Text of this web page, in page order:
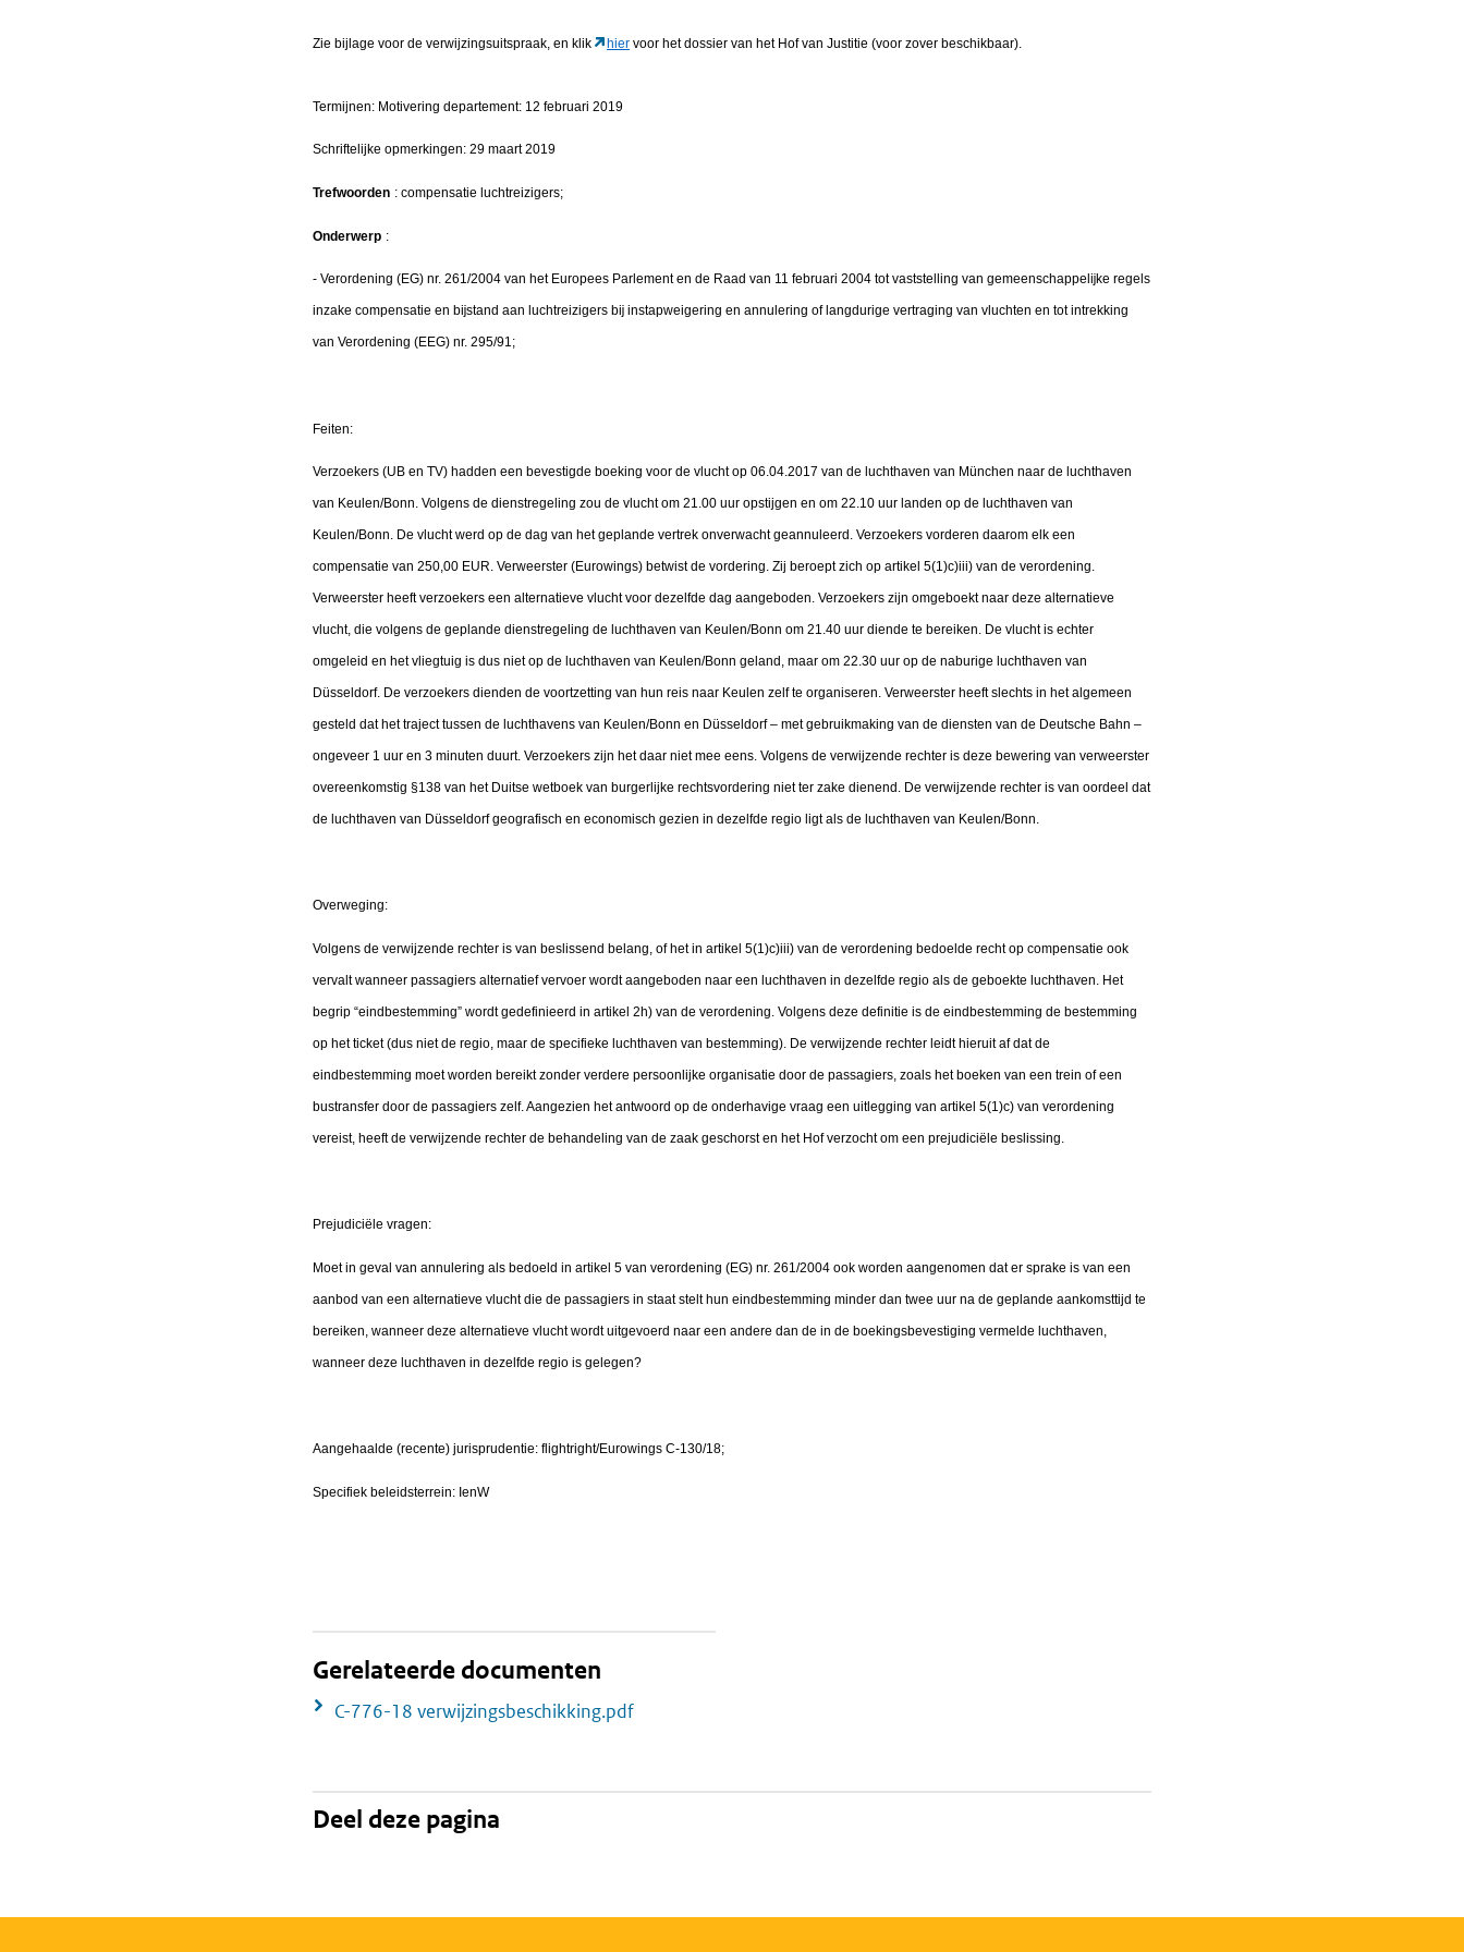
Zie bijlage voor de verwijzingsuitspraak, en klik hier voor het dossier van het Hof van Justitie (voor zover beschikbaar).
Termijnen: Motivering departement: 12 februari 2019
Schriftelijke opmerkingen: 29 maart 2019
Trefwoorden : compensatie luchtreizigers;
Onderwerp :
- Verordening (EG) nr. 261/2004 van het Europees Parlement en de Raad van 11 februari 2004 tot vaststelling van gemeenschappelĳke regels
inzake compensatie en bĳstand aan luchtreizigers bĳ instapweigering en annulering of langdurige vertraging van vluchten en tot intrekking
van Verordening (EEG) nr. 295/91;
Feiten:
Verzoekers (UB en TV) hadden een bevestigde boeking voor de vlucht op 06.04.2017 van de luchthaven van München naar de luchthaven
van Keulen/Bonn. Volgens de dienstregeling zou de vlucht om 21.00 uur opstijgen en om 22.10 uur landen op de luchthaven van
Keulen/Bonn. De vlucht werd op de dag van het geplande vertrek onverwacht geannuleerd. Verzoekers vorderen daarom elk een
compensatie van 250,00 EUR. Verweerster (Eurowings) betwist de vordering. Zij beroept zich op artikel 5(1)c)iii) van de verordening.
Verweerster heeft verzoekers een alternatieve vlucht voor dezelfde dag aangeboden. Verzoekers zijn omgeboekt naar deze alternatieve
vlucht, die volgens de geplande dienstregeling de luchthaven van Keulen/Bonn om 21.40 uur diende te bereiken. De vlucht is echter
omgeleid en het vliegtuig is dus niet op de luchthaven van Keulen/Bonn geland, maar om 22.30 uur op de naburige luchthaven van
Düsseldorf. De verzoekers dienden de voortzetting van hun reis naar Keulen zelf te organiseren. Verweerster heeft slechts in het algemeen
gesteld dat het traject tussen de luchthavens van Keulen/Bonn en Düsseldorf – met gebruikmaking van de diensten van de Deutsche Bahn –
ongeveer 1 uur en 3 minuten duurt. Verzoekers zijn het daar niet mee eens. Volgens de verwijzende rechter is deze bewering van verweerster
overeenkomstig §138 van het Duitse wetboek van burgerlijke rechtsvordering niet ter zake dienend. De verwijzende rechter is van oordeel dat
de luchthaven van Düsseldorf geografisch en economisch gezien in dezelfde regio ligt als de luchthaven van Keulen/Bonn.
Overweging:
Volgens de verwijzende rechter is van beslissend belang, of het in artikel 5(1)c)iii) van de verordening bedoelde recht op compensatie ook
vervalt wanneer passagiers alternatief vervoer wordt aangeboden naar een luchthaven in dezelfde regio als de geboekte luchthaven. Het
begrip “eindbestemming” wordt gedefinieerd in artikel 2h) van de verordening. Volgens deze definitie is de eindbestemming de bestemming
op het ticket (dus niet de regio, maar de specifieke luchthaven van bestemming). De verwijzende rechter leidt hieruit af dat de
eindbestemming moet worden bereikt zonder verdere persoonlijke organisatie door de passagiers, zoals het boeken van een trein of een
bustransfer door de passagiers zelf. Aangezien het antwoord op de onderhavige vraag een uitlegging van artikel 5(1)c) van verordening
vereist, heeft de verwijzende rechter de behandeling van de zaak geschorst en het Hof verzocht om een prejudiciële beslissing.
Prejudiciële vragen:
Moet in geval van annulering als bedoeld in artikel 5 van verordening (EG) nr. 261/2004 ook worden aangenomen dat er sprake is van een
aanbod van een alternatieve vlucht die de passagiers in staat stelt hun eindbestemming minder dan twee uur na de geplande aankomsttijd te
bereiken, wanneer deze alternatieve vlucht wordt uitgevoerd naar een andere dan de in de boekingsbevestiging vermelde luchthaven,
wanneer deze luchthaven in dezelfde regio is gelegen?
Aangehaalde (recente) jurisprudentie: flightright/Eurowings C-130/18;
Specifiek beleidsterrein: IenW
Gerelateerde documenten
C-776-18 verwijzingsbeschikking.pdf
Deel deze pagina